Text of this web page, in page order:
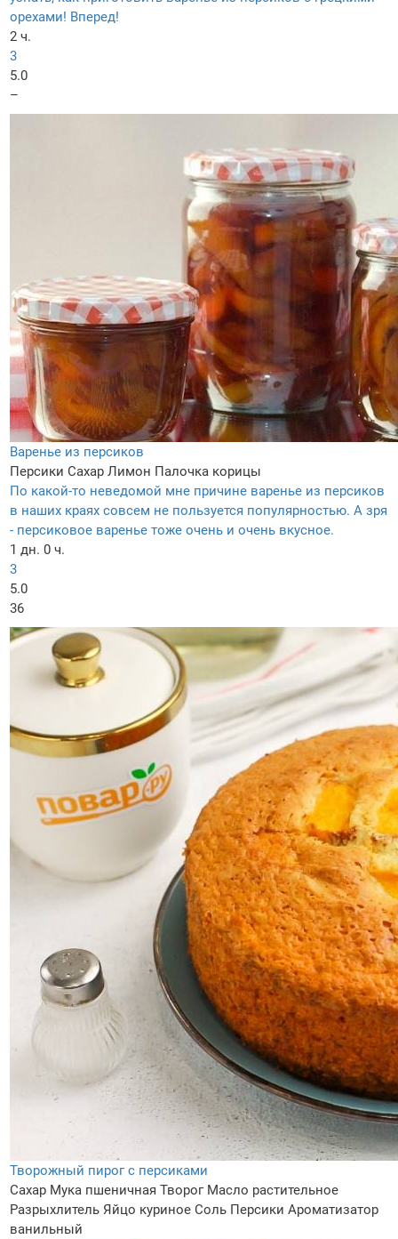
орехами! Вперед!
2 ч.
3
5.0
–
Варенье из персиков
Персики Сахар Лимон Палочка корицы
По какой-то неведомой мне причине варенье из персиков
в наших краях совсем не пользуется популярностью. А зря
- персиковое варенье тоже очень и очень вкусное.
1 дн. 0 ч.
3
5.0
36
Творожный пирог с персиками
Сахар Мука пшеничная Творог Масло растительное
Разрыхлитель Яйцо куриное Соль Персики Ароматизатор
ванильный